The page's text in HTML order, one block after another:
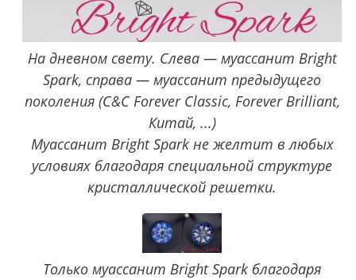
На дневном свету. Слева — муассанит Bright
Spark, справа — муассанит предыдущего
поколения (C&C Forever Classic, Forever Brilliant,
Китай, ...)
Муассанит Bright Spark не желтит в любых
условиях благодаря специальной структуре
кристаллической решетки.
Только муассанит Bright Spark благодаря